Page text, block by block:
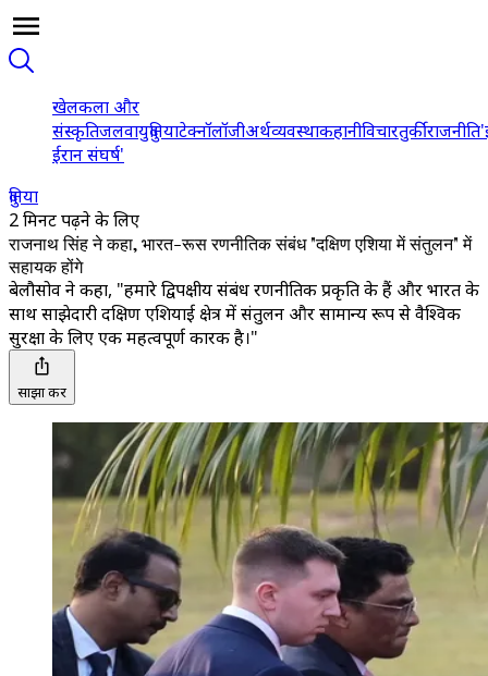
खेलकला और
संस्कृतिजलवायुदुनियाटेक्नॉलॉजीअर्थव्यवस्थाकहानीविचारतुर्कीराजनीति
ईरान संघर्ष'
दुनिया
2 मिनट पढ़ने के लिए
राजनाथ सिंह ने कहा, भारत-रूस रणनीतिक संबंध "दक्षिण एशिया में संतुलन" में
सहायक होंगे
बेलौसोव ने कहा, "हमारे द्विपक्षीय संबंध रणनीतिक प्रकृति के हैं और भारत के
साथ साझेदारी दक्षिण एशियाई क्षेत्र में संतुलन और सामान्य रूप से वैश्विक
सुरक्षा के लिए एक महत्वपूर्ण कारक है।"
साझा करें